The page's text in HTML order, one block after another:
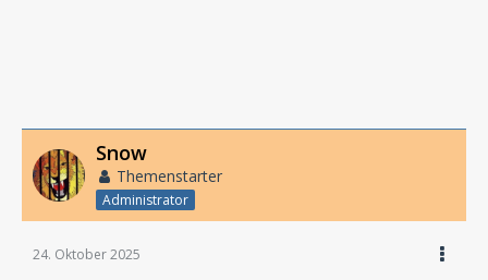
Snow
Themenstarter
Administrator
24. Oktober 2025